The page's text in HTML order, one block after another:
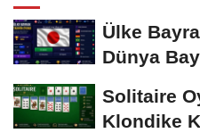
Ülke
Dünya
Solitaire
Klondike